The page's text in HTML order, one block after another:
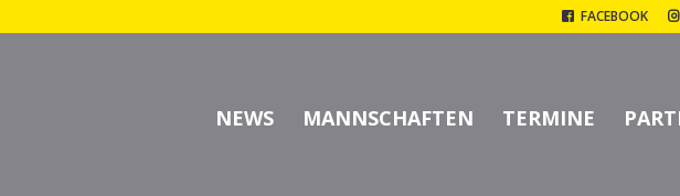
FACEBOOK
NEWS MANNSCHAFTEN TERMINE
HALL – TSV SCHORNBACH 2:2